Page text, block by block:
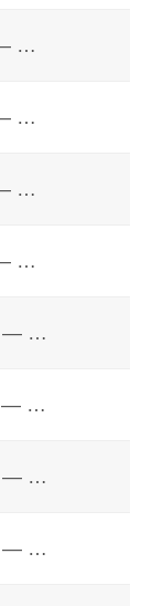
— …
— …
— …
— …
— …
— …
— …
— …